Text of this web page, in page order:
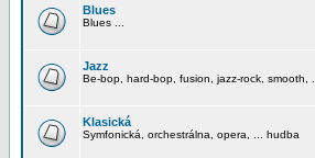
Blues
Blues ...
Jazz
Be-bop, hard-bop, fusion, jazz-rock, smooth,
Klasická
Symfonická, orchestrálna, opera, ... hudba